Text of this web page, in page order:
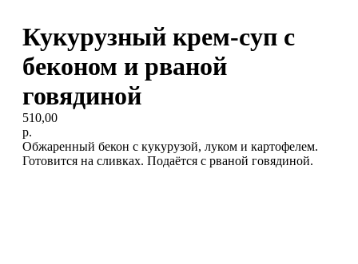
Кукурузный крем-суп с
беконом и рваной
говядиной
510,00
р.
Обжаренный бекон с кукурузой, луком и картофелем.
Готовится на сливках. Подаётся с рваной говядиной.